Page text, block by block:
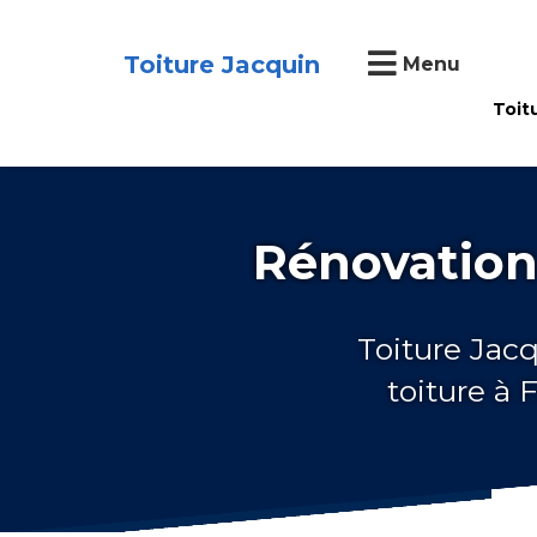
Toiture Jacquin Menu
Toiture
toiture à